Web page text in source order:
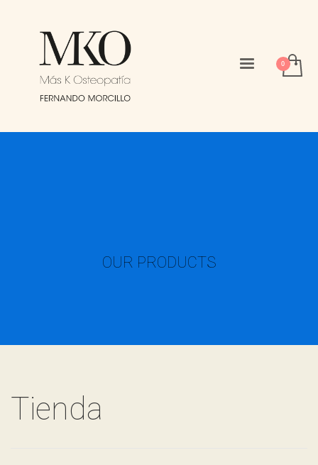
OUR PRODUCTS
Tienda